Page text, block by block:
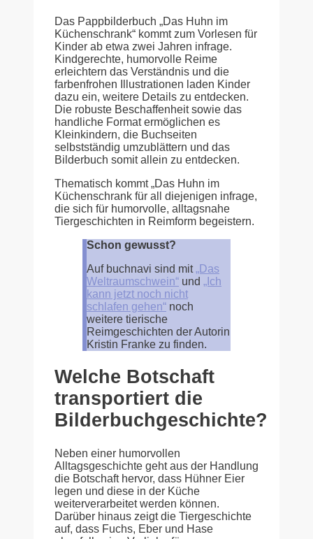
Das Pappbilderbuch „Das Huhn im
Küchenschrank“ kommt zum Vorlesen für
Kinder ab etwa zwei Jahren infrage.
Kindgerechte, humorvolle Reime
erleichtern das Verständnis und die
farbenfrohen Illustrationen laden Kinder
dazu ein, weitere Details zu entdecken.
Die robuste Beschaffenheit sowie das
handliche Format ermöglichen es
Kleinkindern, die Buchseiten
selbstständig umzublättern und das
Bilderbuch somit allein zu entdecken.
Thematisch kommt „Das Huhn im
Küchenschrank für all diejenigen infrage,
die sich für humorvolle, alltagsnahe
Tiergeschichten in Reimform begeistern.
Schon gewusst?
Auf buchnavi sind mit „Das
Weltraumschwein“ und „Ich
kann jetzt noch nicht
schlafen gehen“ noch
weitere tierische
Reimgeschichten der Autorin
Kristin Franke zu finden.
Welche Botschaft
transportiert die
Bilderbuchgeschichte?
Neben einer humorvollen
Alltagsgeschichte geht aus der Handlung
die Botschaft hervor, dass Hühner Eier
legen und diese in der Küche
weiterverarbeitet werden können.
Darüber hinaus zeigt die Tiergeschichte
auf, dass Fuchs, Eber und Hase